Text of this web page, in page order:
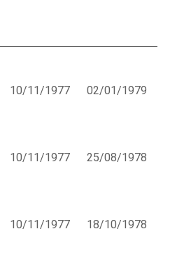
10/11/1977 02/01/1979
10/11/1977 25/08/1978
10/11/1977 18/10/1978